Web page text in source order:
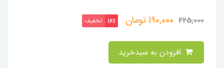
225,000
190,000تومان 16٪ تخفیف